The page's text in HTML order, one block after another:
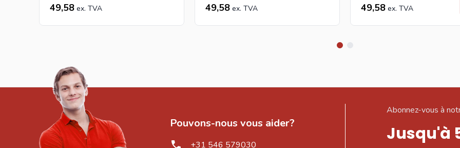
49,58
49,58
49,58
Pouvons-nous vous aider?
+31 546 579030
Abonnez-vous à
Jusqu'à